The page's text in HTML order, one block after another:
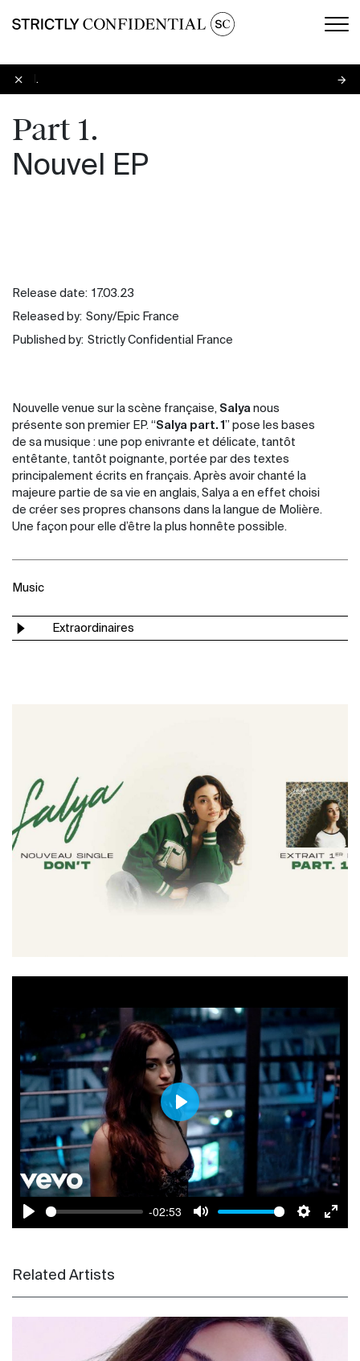
Part 1.
Part 1.
Nouvel EP
Release date: 17.03.23
Released by: Sony/Epic France
Published by: Strictly Confidential France
Nouvelle venue sur la scène française, Salyanous
présente son premier EP. “Salya part. 1” pose les bases
de sa musique : une pop enivrante et délicate, tantôt
entêtante, tantôt poignante, portée par des textes
principalement écrits en français. Après avoir chanté la
majeure partie de sa vie en anglais, Salya a en effet choisi
de créer ses propres chansons dans la langue de Molière.
Une façon pour elle d’être la plus honnête possible.
Music
Extraordinaires
Play
-02:53
Mute Settings
Play
Related Artists